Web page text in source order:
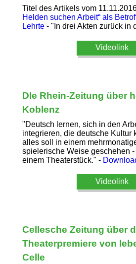
Titel des Artikels vom
Helden suchen Arbeit“ als
Lehrte- "In drei Akten zurück in
Videolink
DIe Rhein-Zeitung über
Koblenz
"Deutsch lernen, sich in den
integrieren, die deutsche Kultur
alles soll in einem
spielerische Weise geschehen -
einem Theaterstück." -
Videolink
Cellesche Zeitung über
Theaterpremiere von
Celle